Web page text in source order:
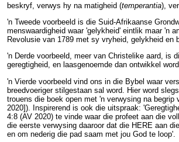
beskryf, verwys hy na matigheid (temperantia),
'n Tweede voorbeeld is die Suid-Afrikaanse
menswaardigheid waar 'gelykheid' eintlik maar 'n
Revolusie van 1789 met sy vryheid, gelykheid en
'n Derde voorbeeld, meer van Christelike aard, is
geregtigheid, en laasgenoemde dan ontwikkel
'n Vierde voorbeeld vind ons in die Bybel waar
breedvoeriger stilgestaan sal word. Hier word
trouens die boek open met 'n verwysing na
2020]). Inspirerend is ook die uitspraak:
4:8 (AV 2020) te vinde waar die profeet aan die
die eerste verwysing daaroor dat die HERE aan
en om nederig die pad saam met jou God te loop'.